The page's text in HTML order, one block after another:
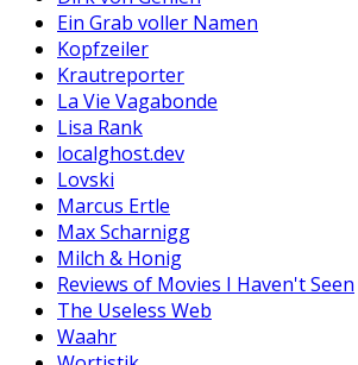
Ein Grab voller Namen
Kopfzeiler
Krautreporter
La Vie Vagabonde
Lisa Rank
localghost.dev
Lovski
Marcus Ertle
Max Scharnigg
Milch & Honig
Reviews of Movies I Haven't Seen
The Useless Web
Waahr